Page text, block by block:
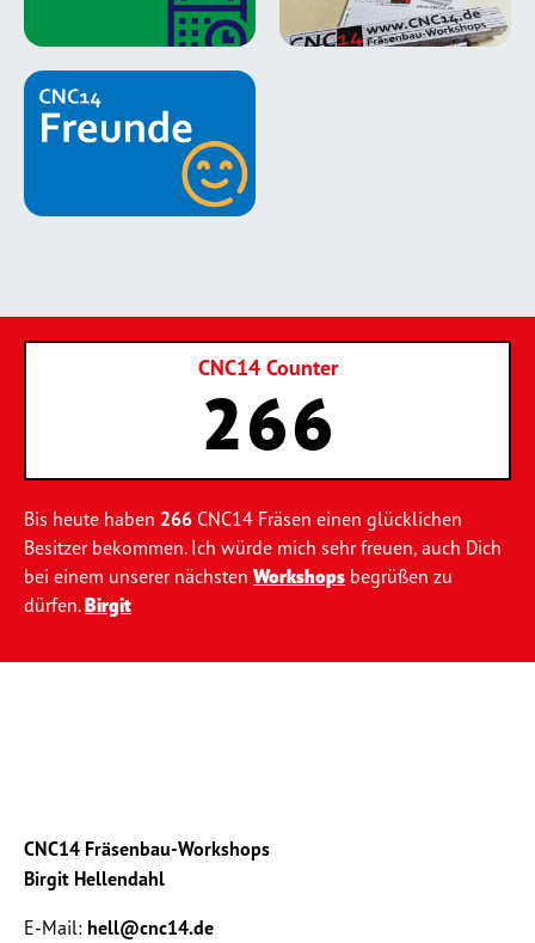
CNC14 Counter
266
Bis heute haben 266 CNC14 Fräsen einen glücklichen
Besitzer bekommen. Ich würde mich sehr freuen, auch Dich
bei einem unserer nächsten Workshops begrüßen zu
dürfen.Birgit
CNC14 Fräsenbau-Workshops
Birgit Hellendahl
E-Mail: hell@cnc14.de